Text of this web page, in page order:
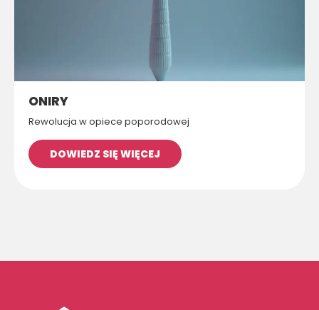
ONIRY
Rewolucja w opiece poporodowej
DOWIEDZ SIĘ WIĘCEJ